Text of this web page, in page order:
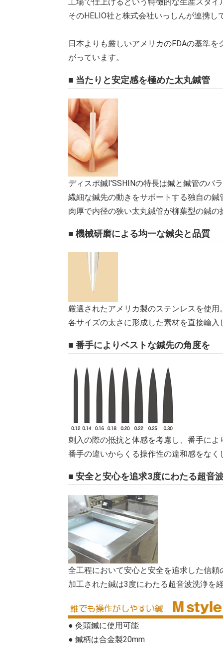
そのHELIO社と株式会社いっしんが連携
日本よりも厳しいアメリカのFDAの基準
がっています。
■ 当たりと安定感を極めた太丸鍼管
ディスポ鍼I'SSHINの特長は鍼と鍼管のバ
繊細な鍼先の動きをサボートする独自の鍼
肉厚で内径の狭い太丸鍼管が柳葉型の鍼
■ 機械研磨による均一な鍼尖と品質
厳選されたアメリカ製のステンレスを使用
各サイズの太さに形成した素材を直接輸
■ 番手によりベストな鍼先の角度を
刺入の際の抵抗と体感を考慮し、番手に
番手の違いからくる操作性の違和感をな
■ 安全と安心を追求3度にわたる超音
全工程において安心と安全を追求した信頼
加工された鍼は3度にわたる超音波洗浄を
● 灸頭鍼に使用可能
● 鍼柄は合金製20mm